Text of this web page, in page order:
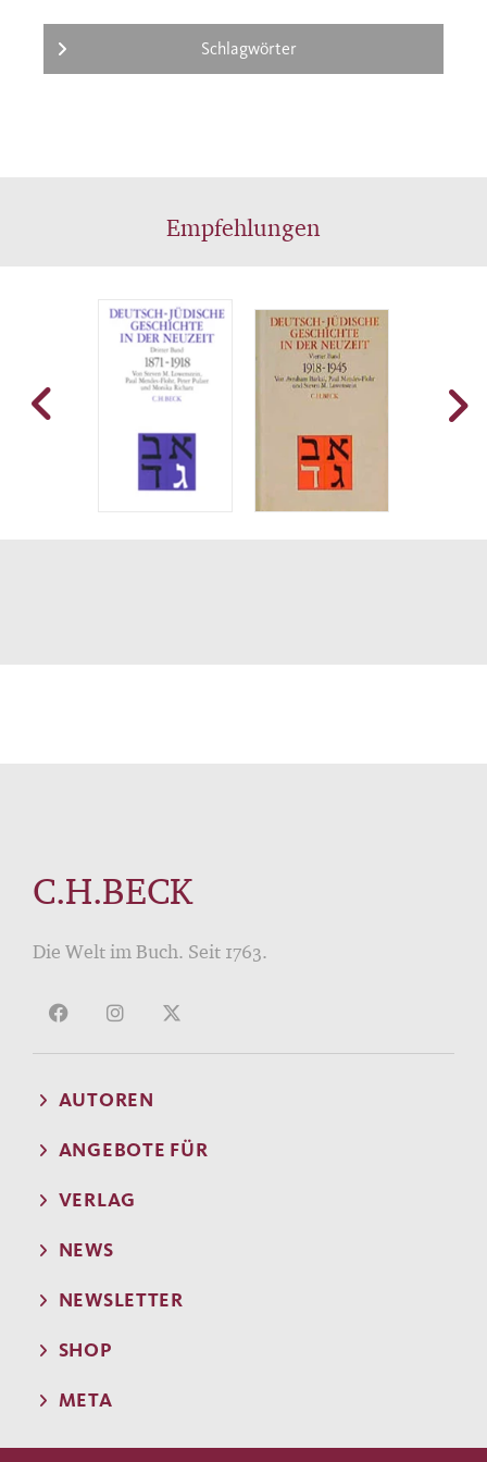
Schlagwörter
Empfehlungen
C.H.BECK
Die Welt im Buch. Seit 1763.
AUTOREN
ANGEBOTE FÜR
VERLAG
NEWS
NEWSLETTER
SHOP
META